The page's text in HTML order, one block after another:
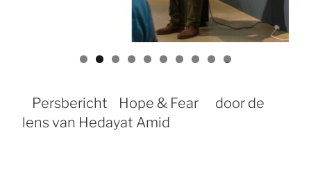
0
Persbericht Hope & Fear door de
lens van Hedayat Amid